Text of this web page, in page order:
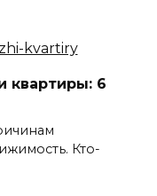
квартиры: 6
Кто-